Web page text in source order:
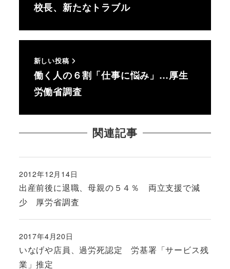
校長、新たなトラブル
新しい投稿
働く人の６割「仕事に悩み」…厚生
労働省調査
関連記事
出産前後に退職、母親の５４％ 両立支援で減
少 厚労省調査
投稿日
2012年12月14日
いなげや店員、過労死認定 労基署「サービス残
業」推定
投稿日
2017年4月20日